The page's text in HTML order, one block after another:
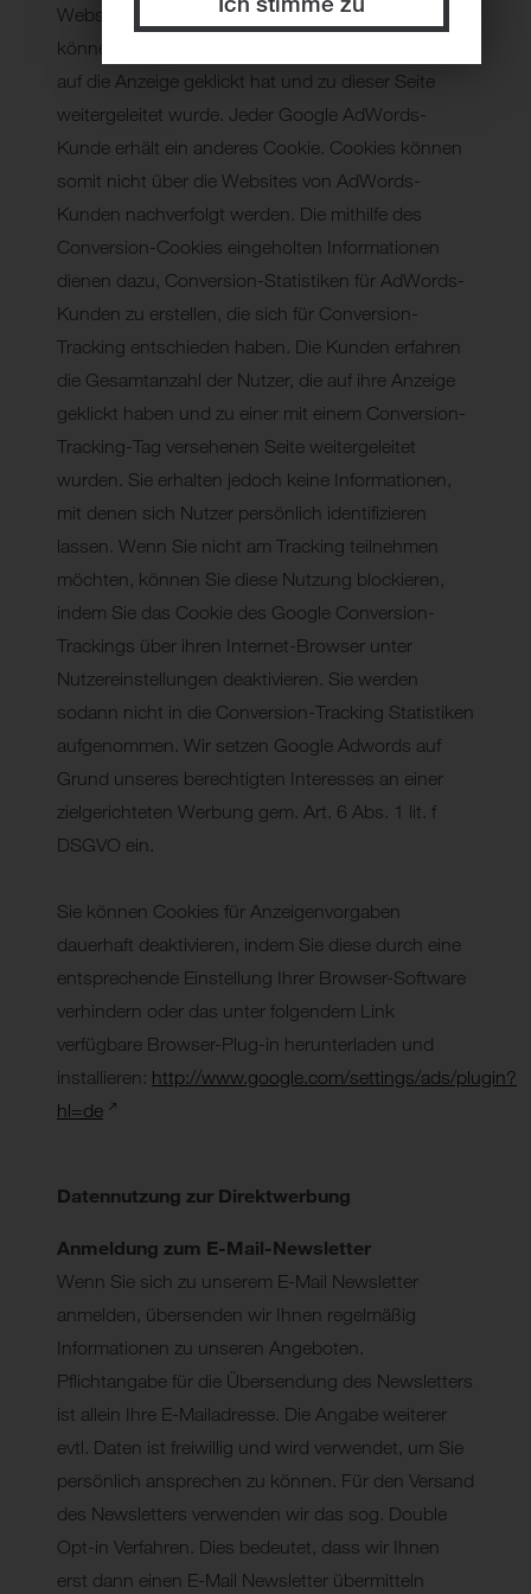
Website und das Cookie ist noch nicht abgelaufen,
können Google und wir erkennen, dass der Nutzer
auf die Anzeige geklickt hat und zu dieser Seite
weitergeleitet wurde. Jeder Google AdWords-
Kunde erhält ein anderes Cookie. Cookies können
somit nicht über die Websites von AdWords-
Kunden nachverfolgt werden. Die mithilfe des
Conversion-Cookies eingeholten Informationen
dienen dazu, Conversion-Statistiken für AdWords-
Kunden zu erstellen, die sich für Conversion-
Tracking entschieden haben. Die Kunden erfahren
die Gesamtanzahl der Nutzer, die auf ihre Anzeige
geklickt haben und zu einer mit einem Conversion-
Tracking-Tag versehenen Seite weitergeleitet
wurden. Sie erhalten jedoch keine Informationen,
mit denen sich Nutzer persönlich identifizieren
lassen. Wenn Sie nicht am Tracking teilnehmen
möchten, können Sie diese Nutzung blockieren,
indem Sie das Cookie des Google Conversion-
Trackings über ihren Internet-Browser unter
Nutzereinstellungen deaktivieren. Sie werden
sodann nicht in die Conversion-Tracking Statistiken
aufgenommen. Wir setzen Google Adwords auf
Grund unseres berechtigten Interesses an einer
zielgerichteten Werbung gem. Art. 6 Abs. 1 lit. f
DSGVO ein.
Sie können Cookies für Anzeigenvorgaben
dauerhaft deaktivieren, indem Sie diese durch eine
entsprechende Einstellung Ihrer Browser-Software
verhindern oder das unter folgendem Link
verfügbare Browser-Plug-in herunterladen und
installieren: http://www.google.com/settings/ads/plugin?
hl=de
Datennutzung zur Direktwerbung
Anmeldung zum E-Mail-Newsletter
Wenn Sie sich zu unserem E-Mail Newsletter
anmelden, übersenden wir Ihnen regelmäßig
Informationen zu unseren Angeboten.
Pflichtangabe für die Übersendung des Newsletters
ist allein Ihre E-Mailadresse. Die Angabe weiterer
evtl. Daten ist freiwillig und wird verwendet, um Sie
persönlich ansprechen zu können. Für den Versand
des Newsletters verwenden wir das sog. Double
Opt-in Verfahren. Dies bedeutet, dass wir Ihnen
erst dann einen E-Mail Newsletter übermitteln